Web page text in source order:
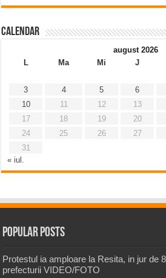
Calendar
august 2026
L
Ma Mi J
3
4 5 6
10
11 12 13
17
18 19 20
24
25 26 27
31
« iul.
Popular Posts
Protestul ia amploare la Resita, in jur de
prefecturii VIDEO/FOTO